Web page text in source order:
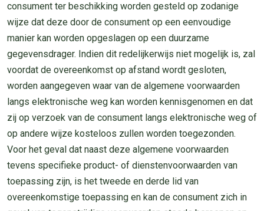
consument ter beschikking worden gesteld op zodanige
wijze dat deze door de consument op een eenvoudige
manier kan worden opgeslagen op een duurzame
gegevensdrager. Indien dit redelijkerwijs niet mogelijk is, zal
voordat de overeenkomst op afstand wordt gesloten,
worden aangegeven waar van de algemene voorwaarden
langs elektronische weg kan worden kennisgenomen en dat
zij op verzoek van de consument langs elektronische weg of
op andere wijze kosteloos zullen worden toegezonden.
Voor het geval dat naast deze algemene voorwaarden
tevens specifieke product- of dienstenvoorwaarden van
toepassing zijn, is het tweede en derde lid van
overeenkomstige toepassing en kan de consument zich in